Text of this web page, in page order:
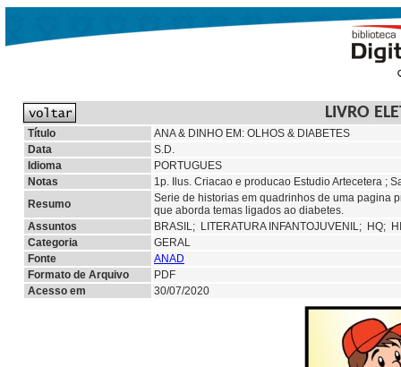
LIVRO
Título
ANA & DINHO EM: OLHOS & DIABETES
Data
S.D.
Idioma
PORTUGUES
Notas
1p. Ilus. Criacao e producao Estudio Artecetera ;
Resumo
Serie de historias em quadrinhos de uma pagina
que aborda temas ligados ao diabetes.
Assuntos
BRASIL; LITERATURA INFANTOJUVENIL; HQ;
Categoria
GERAL
Fonte
ANAD
Formato de Arquivo
PDF
Acesso em
30/07/2020